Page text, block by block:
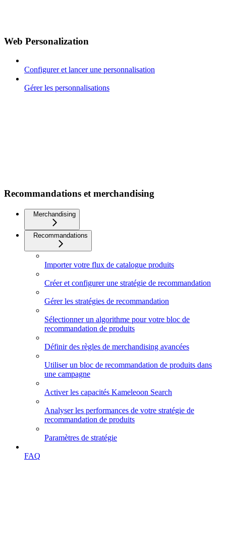
Web Personalization
Configurer et lancer une personnalisation
Gérer les personnalisations
Recommandations et merchandising
Merchandising
Recommandations
Importer votre flux de catalogue produits
Créer et configurer une stratégie de recommandation
Gérer les stratégies de recommandation
Sélectionner un algorithme pour votre bloc de
recommandation de produits
Définir des règles de merchandising avancées
Utiliser un bloc de recommandation de produits dans
une campagne
Activer les capacités Kameleoon Search
Analyser les performances de votre stratégie de
recommandation de produits
Paramètres de stratégie
FAQ